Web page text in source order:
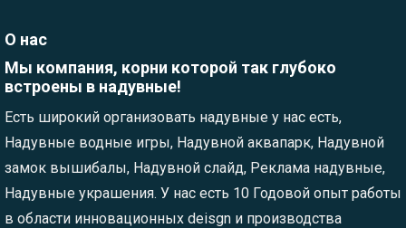
О нас
Мы компания, корни которой так глубоко
встроены в надувные!
Есть широкий организовать надувные у нас есть,
Надувные водные игры, Надувной аквапарк, Надувной
замок вышибалы, Надувной слайд, Реклама надувные,
Надувные украшения. У нас есть 10 Годовой опыт работы
в области инновационных deisgn и производства